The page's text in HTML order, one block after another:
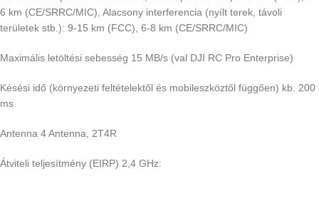
6 km (CE/SRRC/MIC), Alacsony interferencia (nyílt terek, távoli
területek stb.): 9-15 km (FCC), 6-8 km (CE/SRRC/MIC)
Maximális letöltési sebesség 15 MB/s (val DJI RC Pro Enterprise)
Késési idő (környezeti feltételektől és mobileszköztől függően) kb. 200
ms
Antenna 4 Antenna, 2T4R
Átviteli teljesítmény (EIRP) 2,4 GHz: